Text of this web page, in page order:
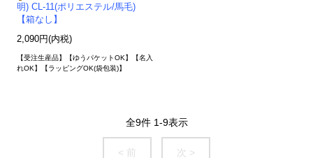
明) CL-11(ポリエステル/馬毛)
【箱なし】
2,090円(内税)
【受注生産品】【ゆうパケットOK】【名入
れOK】【ラッピングOK(袋包装)】
全9件 1-9表示
< 前 次 >